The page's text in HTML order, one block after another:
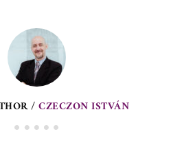
/CZECZON ISTVÁN